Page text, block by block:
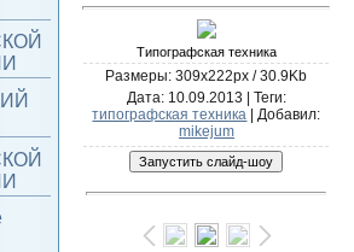
Типографская техника
Размеры: 309x222px / 30.9Kb
Дата: 10.09.2013 | Теги:
типографская техника |Добавил:
mikejum